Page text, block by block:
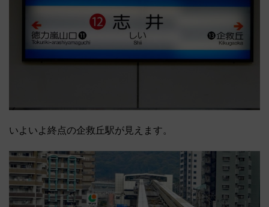
いよいよ終点の企救丘駅が見えます。